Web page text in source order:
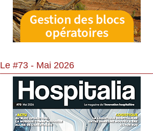
Le #73 - Mai 2026